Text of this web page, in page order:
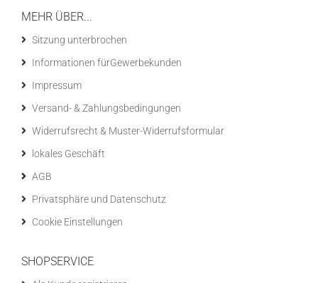
MEHR ÜBER...
Sitzung unterbrochen
Informationen fürGewerbekunden
Impressum
Versand- & Zahlungsbedingungen
Widerrufsrecht & Muster-Widerrufsformular
lokales Geschäft
AGB
Privatsphäre und Datenschutz
Cookie Einstellungen
SHOPSERVICE